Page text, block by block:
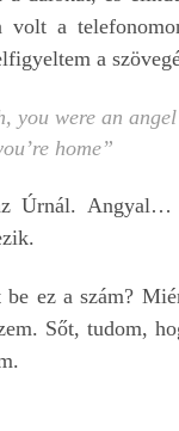
a
a
you were an
home”
Úrnál. Angyal…
ez a szám?
Sőt, tudom,